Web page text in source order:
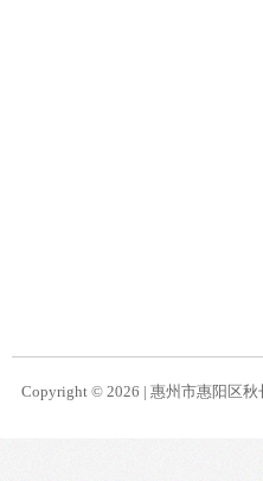
Copyright © 2026 | 惠州市惠阳区